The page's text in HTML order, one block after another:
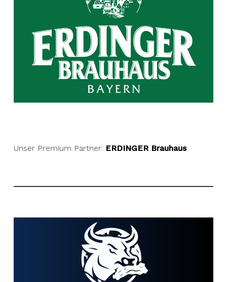
Unser Premium Partner: ERDINGER Brauhaus